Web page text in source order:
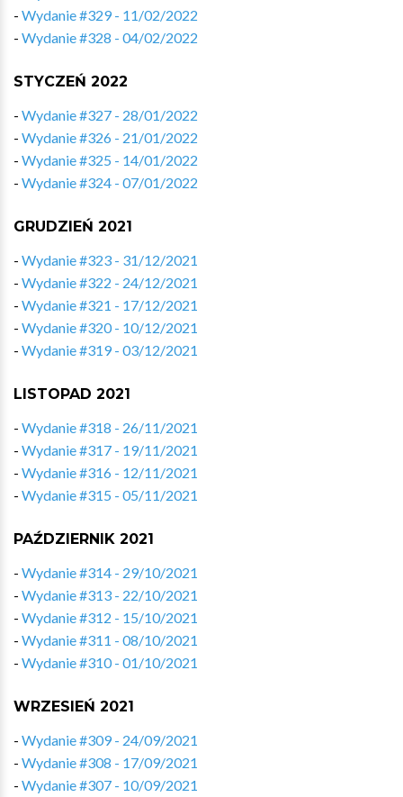
- Wydanie #329 - 11/02/2022
- Wydanie #328 - 04/02/2022
STYCZEŃ 2022
- Wydanie #327 - 28/01/2022
- Wydanie #326 - 21/01/2022
- Wydanie #325 - 14/01/2022
- Wydanie #324 - 07/01/2022
GRUDZIEŃ 2021
- Wydanie #323 - 31/12/2021
- Wydanie #322 - 24/12/2021
- Wydanie #321 - 17/12/2021
- Wydanie #320 - 10/12/2021
- Wydanie #319 - 03/12/2021
LISTOPAD 2021
- Wydanie #318 - 26/11/2021
- Wydanie #317 - 19/11/2021
- Wydanie #316 - 12/11/2021
- Wydanie #315 - 05/11/2021
PAŹDZIERNIK 2021
- Wydanie #314 - 29/10/2021
- Wydanie #313 - 22/10/2021
- Wydanie #312 - 15/10/2021
- Wydanie #311 - 08/10/2021
- Wydanie #310 - 01/10/2021
WRZESIEŃ 2021
- Wydanie #309 - 24/09/2021
- Wydanie #308 - 17/09/2021
- Wydanie #307 - 10/09/2021